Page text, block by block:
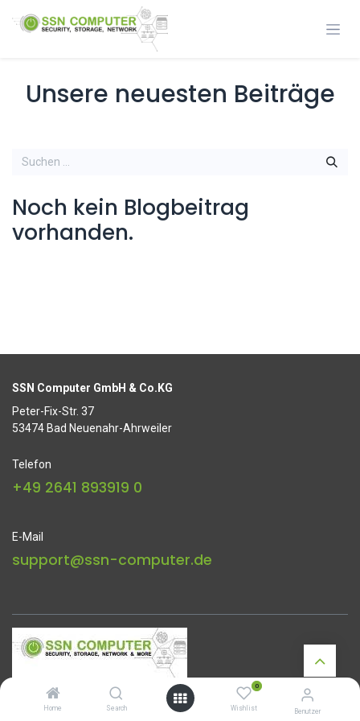
Home Search
0
Wishlist Benutzer
Unsere neuesten Beiträge
Noch kein Blogbeitrag
vorhanden.
SSN Computer GmbH & Co.KG
Peter-Fix-Str. 37
53474 Bad Neuenahr-Ahrweiler
Telefon
+49 2641 893919 0
E-Mail
support@ssn-computer.de
Startseite Über uns • Datenschutz Impressum